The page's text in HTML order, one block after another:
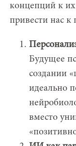
концепций к
привести нас к
Будущее
создании
идеально
вместо